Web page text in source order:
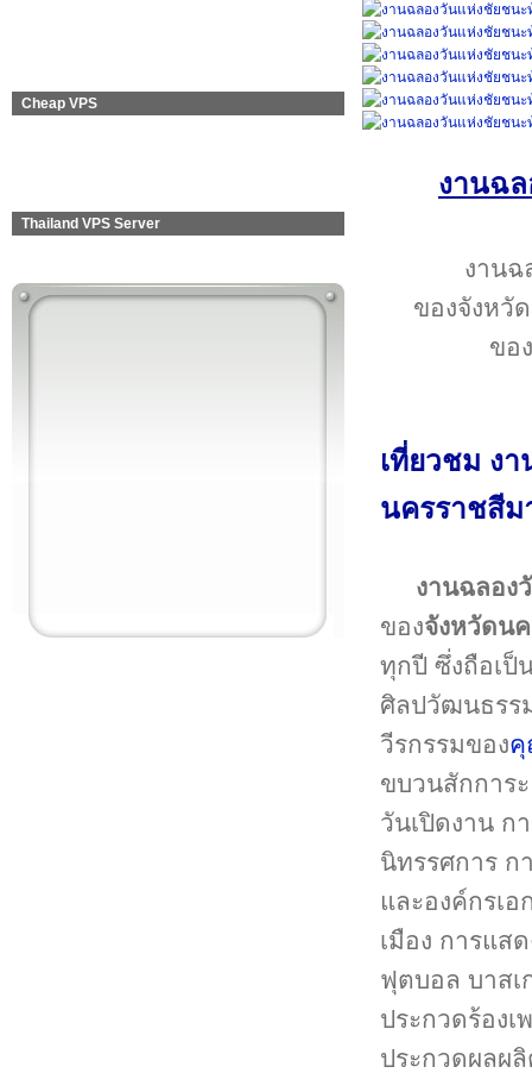
Cheap VPS
Thailand VPS Server
งานฉ
งานฉ
ของจังหวั
ขอ
เที่ยวชม ง
นครราชสีม
งานฉลอง
ของจังหวัดน
ทุกปี ซึ่งถือเ
ศิลปวัฒนธรร
วีรกรรมของ
ขบวนสักการ
วันเปิดงาน ก
นิทรรศการ ก
และองค์กรเ
เมือง การแส
ฟุตบอล บาสเ
ประกวดร้อง
ประกวดผลผ